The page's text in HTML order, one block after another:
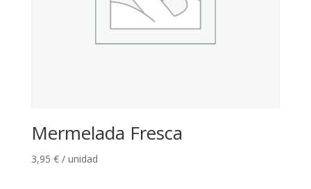
Mermelada Fresca
3,95 € / unidad